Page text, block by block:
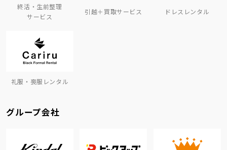
終活・生前整理
サービス
引越＋買取サービス ドレスレンタル
礼服・喪服レンタル
グループ会社